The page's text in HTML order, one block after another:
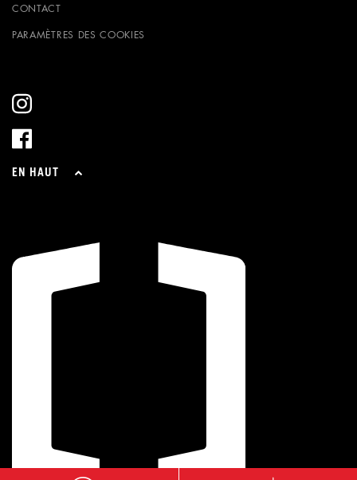
CONTACT
PARAMÈTRES DES COOKIES
EN HAUT